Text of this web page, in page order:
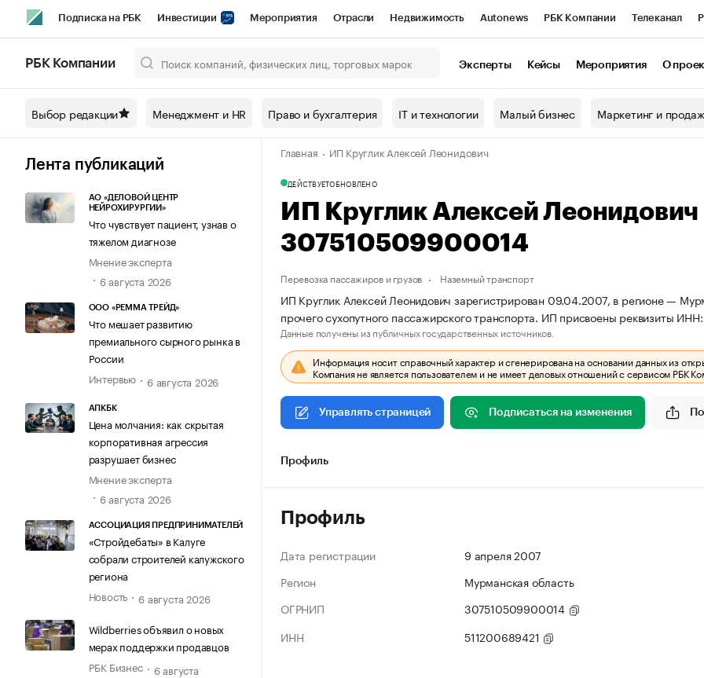
Подписка на РБК Инвестиции Мероприятия Отрасли Недвижимость Autonews РБК Компании Телеканал
Спецпроекты СПб Конференции СПб Спецпроекты Проверка контрагентов
Технологии и медиа Рынок наличной валюты
РБК Компании Эксперты Кейсы Мероприятия О
Выбор редакции Менеджмент и HR Право и бухгалтерия IT и технологии Малый бизнес Маркетинг и
Лента публикаций
АО «ДЕЛОВОЙ ЦЕНТР
НЕЙРОХИРУРГИИ»
Что чувствует пациент, узнав о
тяжелом диагнозе
Мнение эксперта
6 августа 2026
ООО «РЕММА ТРЕЙД»
Что мешает развитию
премиального сырного рынка в
России
Интервью
6 августа 2026
АПКБК
Цена молчания: как скрытая
корпоративная агрессия
разрушает бизнес
Мнение эксперта
6 августа 2026
АССОЦИАЦИЯ ПРЕДПРИНИМАТЕЛЕЙ
«Стройдебаты» в Калуге
собрали строителей калужского
региона
Новость
6 августа 2026
Wildberries объявил о новых
мерах поддержки продавцов
РБК Бизнес
6 августа
Главная ИП Круглик Алексей Леонидович
ДЕЙСТВУЕТОБНОВЛЕНО
ИП Круглик Алексей
307510509900014
Перевозка пассажиров и грузов Наземный транспорт
ИП Круглик Алексей Леонидович зарегистрирован 09.04.2007, в регионе —
прочего сухопутного пассажирского транспорта. ИП присвоены реквизиты
Данные получены из публичных государственных источников.
Информация носит справочный характер и сгенерирована на основании данных из
Компания не является пользователем и не имеет деловых отношений с сервисом РБК
Управлять страницей Подписаться на изменения
Профиль
Профиль
Дата регистрации
9 апреля 2007
Регион
Мурманская область
ОГРНИП
307510509900014
ИНН
511200689421